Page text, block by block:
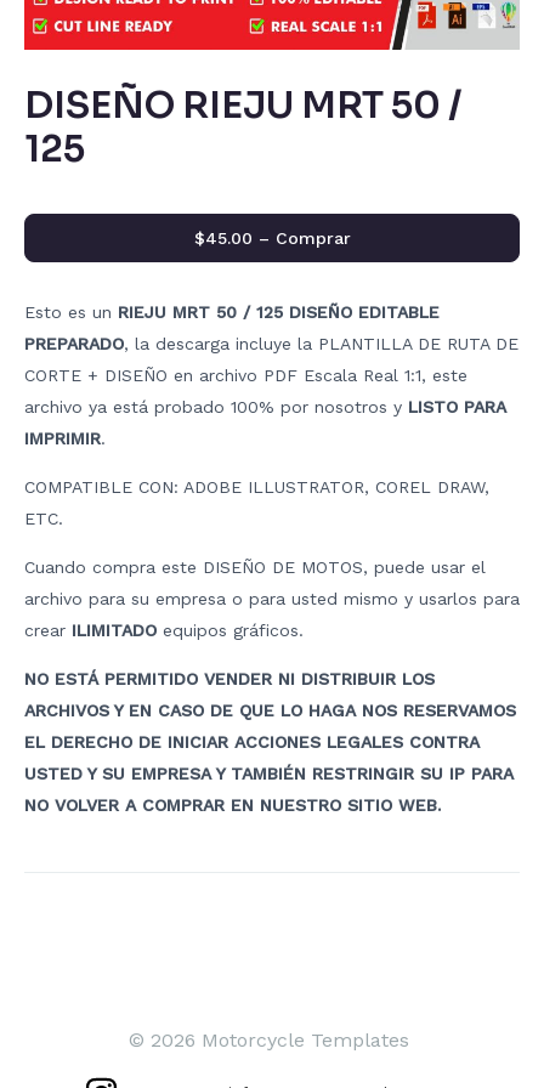
DISEÑO RIEJU MRT 50 /
125
Esto es un RIEJU MRT 50 / 125 DISEÑO EDITABLE
PREPARADO, la descarga incluye la PLANTILLA DE RUTA DE
CORTE + DISEÑO en archivo PDF Escala Real 1:1, este
archivo ya está probado 100% por nosotros y LISTO PARA
IMPRIMIR.
COMPATIBLE CON: ADOBE ILLUSTRATOR, COREL DRAW,
ETC.
Cuando compra este DISEÑO DE MOTOS, puede usar el
archivo para su empresa o para usted mismo y usarlos para
crear ILIMITADO equipos gráficos.
NO ESTÁ PERMITIDO VENDER NI DISTRIBUIR LOS
ARCHIVOS Y EN CASO DE QUE LO HAGA NOS RESERVAMOS
EL DERECHO DE INICIAR ACCIONES LEGALES CONTRA
USTED Y SU EMPRESA Y TAMBIÉN RESTRINGIR SU IP PARA
NO VOLVER A COMPRAR EN NUESTRO SITIO WEB.
$45.00 – Comprar
© 2026 Motorcycle Templates